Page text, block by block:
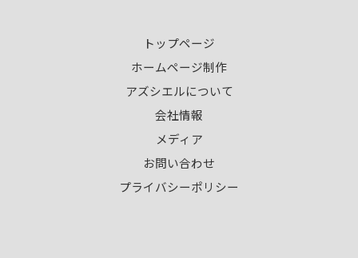
トップページ
ホームページ制作
アズシエルについて
会社情報
メディア
お問い合わせ
プライバシーポリシー